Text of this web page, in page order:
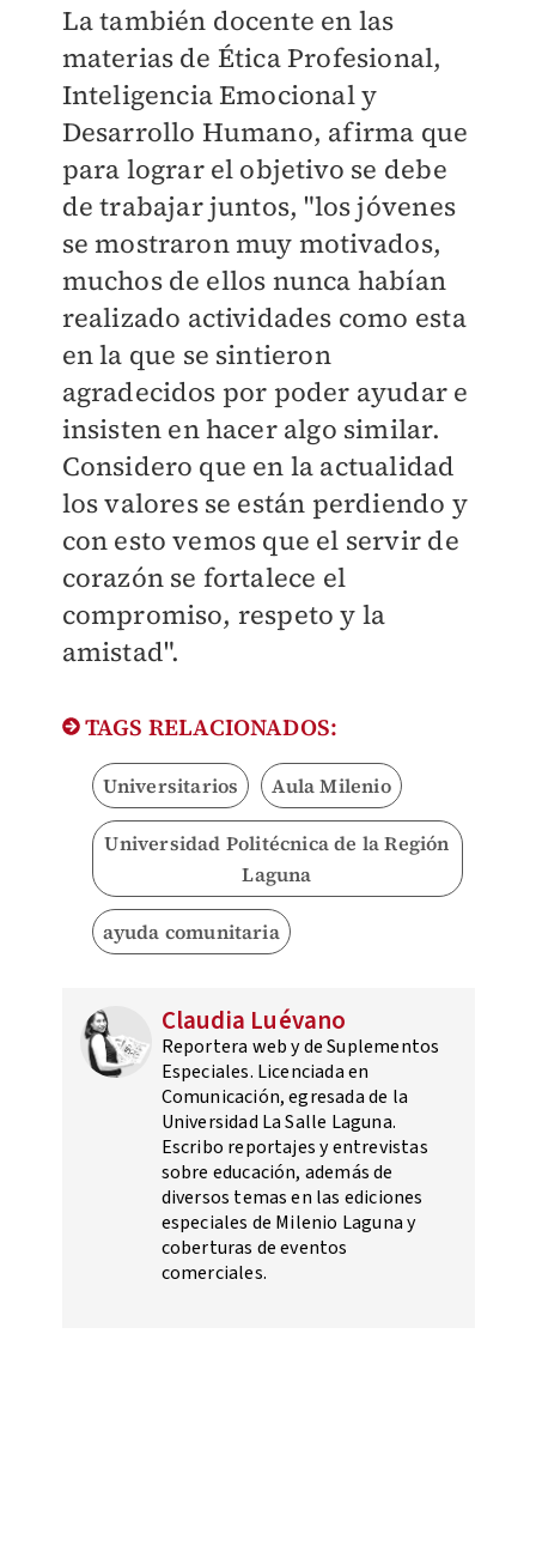
La también docente en las
materias de Ética Profesional,
Inteligencia Emocional y
Desarrollo Humano, afirma que
para lograr el objetivo se debe
de trabajar juntos, "los jóvenes
se mostraron muy motivados,
muchos de ellos nunca habían
realizado actividades como esta
en la que se sintieron
agradecidos por poder ayudar e
insisten en hacer algo similar.
Considero que en la actualidad
los valores se están perdiendo y
con esto vemos que el servir de
corazón se fortalece el
compromiso, respeto y la
amistad".
TAGS RELACIONADOS:
Universitarios Aula Milenio
Universidad Politécnica de la Región
Laguna
ayuda comunitaria
Claudia Luévano
Reportera web y de Suplementos
Especiales. Licenciada en
Comunicación, egresada de la
Universidad La Salle Laguna.
Escribo reportajes y entrevistas
sobre educación, además de
diversos temas en las ediciones
especiales de Milenio Laguna y
coberturas de eventos
comerciales.